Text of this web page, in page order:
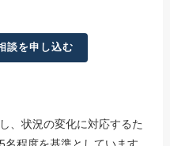
談を申し込む
、状況の変化に対応するた